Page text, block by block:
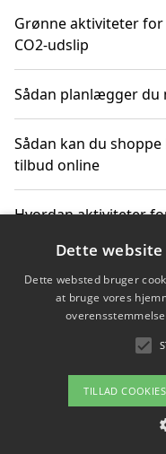
Grønne aktiviteter
CO2-udslip
Sådan planlægger du
Sådan kan du
tilbud online
Hvordan aktiviteter
Sådan planlægger
reduktion
Om /
Dette
Dette websted bruger
at bruge vores
TILLAD COOKIES